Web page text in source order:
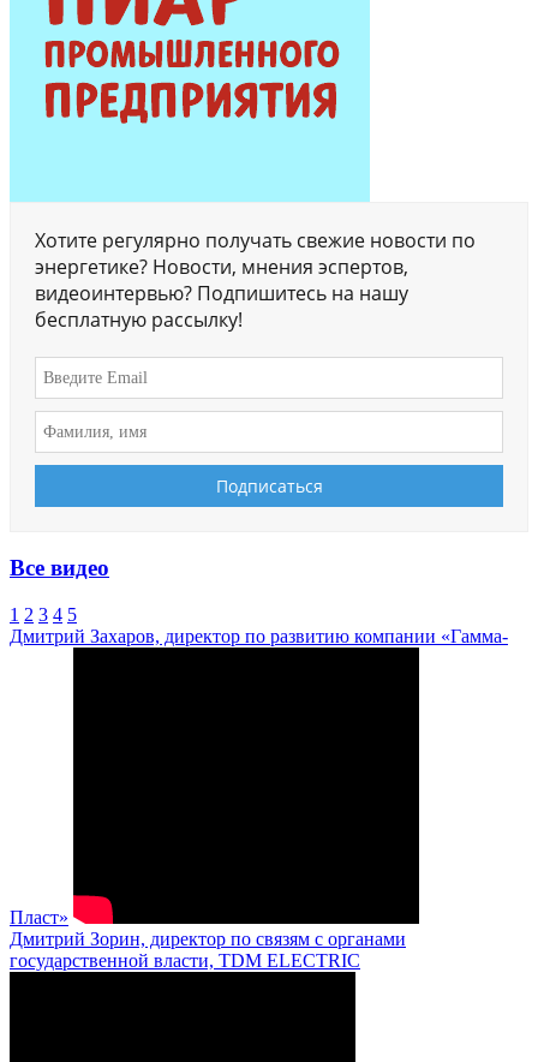
Хотите регулярно получать свежие новости по
энергетике? Новости, мнения эспертов,
видеоинтервью? Подпишитесь на нашу
бесплатную рассылку!
Все видео
1 2 3 4 5
Дмитрий Захаров, директор по развитию компании «Гамма-
Пласт»
Дмитрий Зорин, директор по связям с органами
государственной власти, TDM ELECTRIC